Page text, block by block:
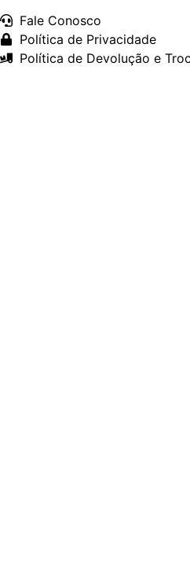
Fale Conosco
Política de Privacidade
Política de Devolução e